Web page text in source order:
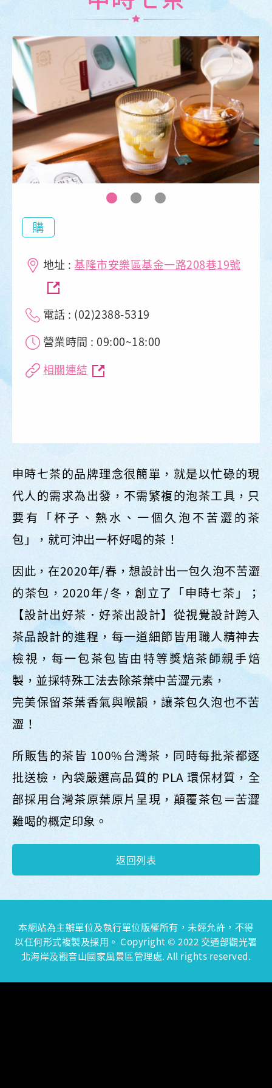
購
地址 : 基隆市安樂區基金一路208巷19號
電話 : (02)2388-5319
營業時間 : 09:00~18:00
相關連結
申時七茶的品牌理念很簡單，就是以忙碌的現
代人的需求為出發，不需繁複的泡茶工具，只
要有「杯子、熱水、一個久泡不苦澀的茶
包」，就可沖出一杯好喝的茶！
因此，在2020年/春，想設計出一包久泡不苦澀
的茶包，2020年/冬，創立了「申時七茶」；
【設計出好茶．好茶出設計】從視覺設計跨入
茶品設計的進程，每一道細節皆用職人精神去
檢視，每一包茶包皆由特等獎焙茶師親手焙
製，並採特殊工法去除茶葉中苦澀元素，
完美保留茶葉香氣與喉韻，讓茶包久泡也不苦
澀！
所販售的茶皆 100%台灣茶，同時每批茶都逐
批送檢，內袋嚴選高品質的 PLA 環保材質，全
部採用台灣茶原葉原片呈現，顛覆茶包＝苦澀
難喝的概定印象。
返回列表
本網站為主辦單位及執行單位版權所有，未經允許，不得
以任何形式複製及採用。 Copyright © 2022 交通部觀光署
北海岸及觀音山國家風景區管理處. All rights reserved.